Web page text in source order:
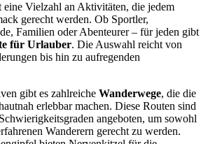
Vielzahl an Aktivitäten, die jedem
gerecht werden. Ob Sportler,
Familien oder Abenteurer – für jeden gibt
für Urlauber. Die Auswahl reicht von
bis hin zu aufregenden
gibt es zahlreiche Wanderwege, die die
erlebbar machen. Diese Routen sind
angeboten, um sowohl
Wanderern gerecht zu werden.